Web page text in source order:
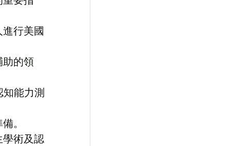
行美國
助的領
能力測
。
學術及認